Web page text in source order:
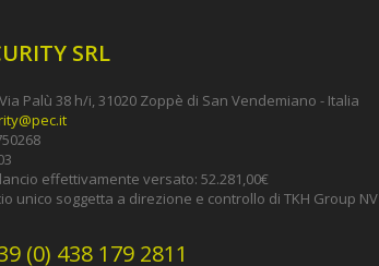
SRL
Palù 38 h/i, 31020 Zoppè di San Vendemiano - Italia
effettivamente versato: 52.281,00€
unico soggetta a direzione e controllo di TKH Group NV
(0) 438 179 2811